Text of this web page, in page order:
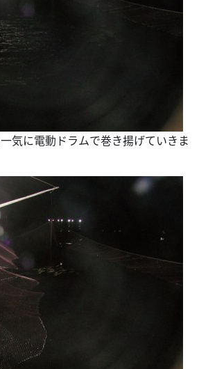
気に電動ドラムで巻き揚げていきま